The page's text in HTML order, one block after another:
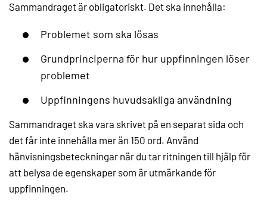
Sammandraget är obligatoriskt. Det ska innehålla:
Problemet som ska lösas
Grundprinciperna för hur uppfinningen löser
problemet
Uppfinningens huvudsakliga användning
Sammandraget ska vara skrivet på en separat sida och
det får inte innehålla mer än 150 ord. Använd
hänvisningsbeteckningar när du tar ritningen till hjälp för
att belysa de egenskaper som är utmärkande för
uppfinningen.